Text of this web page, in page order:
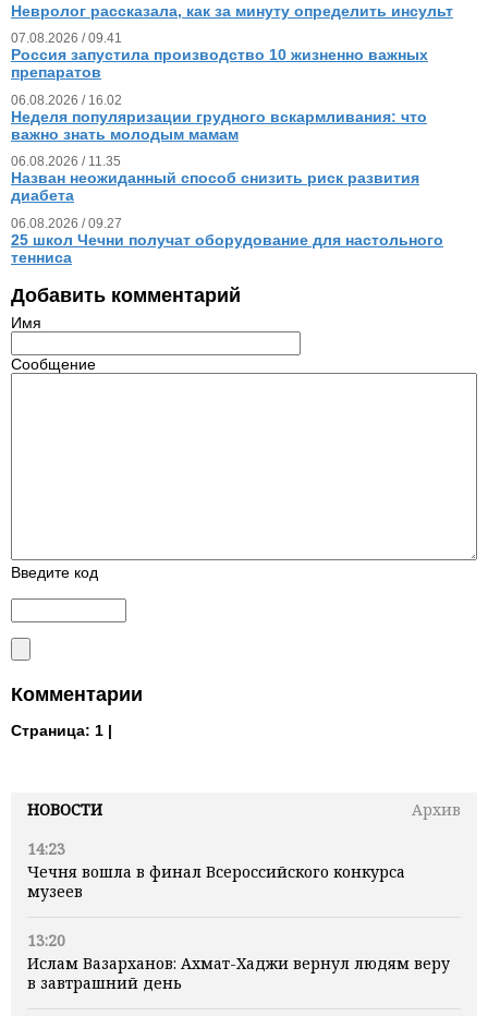
НОВОСТИ
Архив
14:23
Чечня вошла в финал Всероссийского конкурса
музеев
13:20
Ислам Вазарханов: Ахмат-Хаджи вернул людям веру
в завтрашний день
Невролог рассказала, как за минуту определить инсульт
07.08.2026 / 09.41
Россия запустила производство 10 жизненно важных
препаратов
06.08.2026 / 16.02
Неделя популяризации грудного вскармливания: что
важно знать молодым мамам
06.08.2026 / 11.35
Назван неожиданный способ снизить риск развития
диабета
06.08.2026 / 09.27
25 школ Чечни получат оборудование для настольного
тенниса
Добавить комментарий
Имя
Сообщение
Введите код
Комментарии
Страница: 1 |